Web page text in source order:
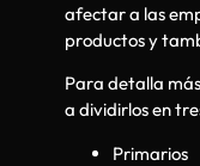
afectar a las
productos y
Para detalla
a dividirlos en
Primarios